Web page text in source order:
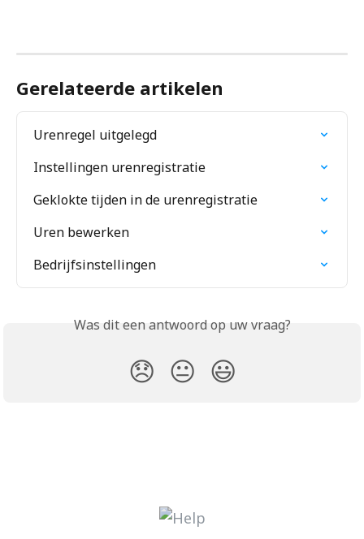
Gerelateerde artikelen
Urenregel uitgelegd
Instellingen urenregistratie
Geklokte tijden in de urenregistratie
Uren bewerken
Bedrijfsinstellingen
Was dit een antwoord op uw vraag?
😞 😐 😃